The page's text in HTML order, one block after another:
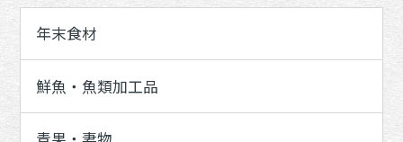
年末食材
鮮魚・魚類加工品